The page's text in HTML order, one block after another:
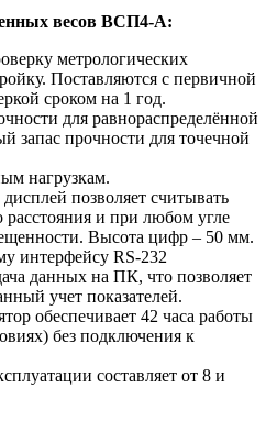
весов ВСП4-А:
метрологических
Поставляются с первичной
сроком на 1 год.
для равнораспределённой
запас прочности для точечной
нагрузкам.
позволяет считывать
расстояния и при любом угле
Высота цифр – 50 мм.
интерфейсу RS-232
данных на ПК, что позволяет
учет показателей.
обеспечивает 42 часа работы
без подключения к
составляет от 8 и